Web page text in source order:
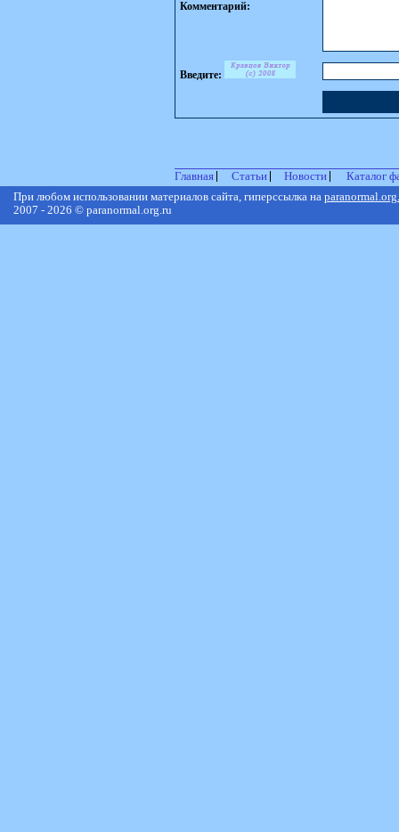
Комментарий:
Введите:
Главная Статьи Новости
Каталог
При любом использовании материалов сайта, гиперссылка на
2007 - 2026 © paranormal.org.ru